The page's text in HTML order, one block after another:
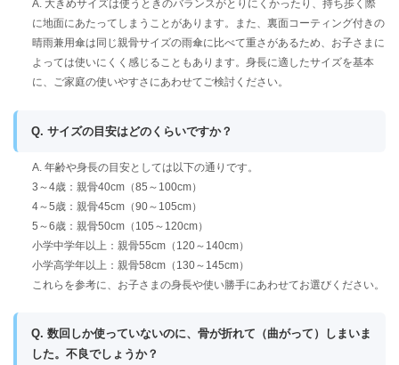
A. 大きめサイズは使うときのバランスがとりにくかったり、持ち歩く際
に地面にあたってしまうことがあります。また、裏面コーティング付きの
晴雨兼用傘は同じ親骨サイズの雨傘に比べて重さがあるため、お子さまに
よっては使いにくく感じることもあります。身長に適したサイズを基本
に、ご家庭の使いやすさにあわせてご検討ください。
Q. サイズの目安はどのくらいですか？
A. 年齢や身長の目安としては以下の通りです。
3～4歳：親骨40cm（85～100cm）
4～5歳：親骨45cm（90～105cm）
5～6歳：親骨50cm（105～120cm）
小学中学年以上：親骨55cm（120～140cm）
小学高学年以上：親骨58cm（130～145cm）
これらを参考に、お子さまの身長や使い勝手にあわせてお選びください。
Q. 数回しか使っていないのに、骨が折れて（曲がって）しまいま
した。不良でしょうか？